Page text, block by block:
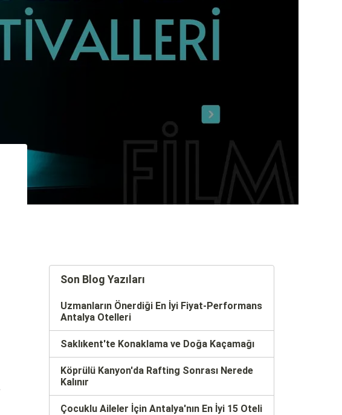
Son Blog Yazıları
Uzmanların Önerdiği En İyi Fiyat-Performans
Antalya Otelleri
Saklıkent'te Konaklama ve Doğa Kaçamağı
Köprülü Kanyon'da Rafting Sonrası Nerede
Kalınır
Çocuklu Aileler İçin Antalya'nın En İyi 15 Oteli